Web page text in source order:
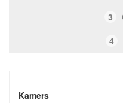
3
4
Kamers